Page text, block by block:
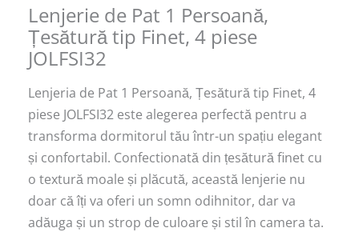
Lenjerie de Pat 1 Persoană,
Țesătură tip Finet, 4 piese
JOLFSI32
Lenjeria de Pat 1 Persoană, Țesătură tip Finet, 4
piese JOLFSI32 este alegerea perfectă pentru a
transforma dormitorul tău într-un spațiu elegant
și confortabil. Confectionată din țesătură finet cu
o textură moale și plăcută, această lenjerie nu
doar că îți va oferi un somn odihnitor, dar va
adăuga și un strop de culoare și stil în camera ta.